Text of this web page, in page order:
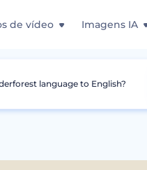
de vídeo Imagens IA
de Livro Capas de
language to English?